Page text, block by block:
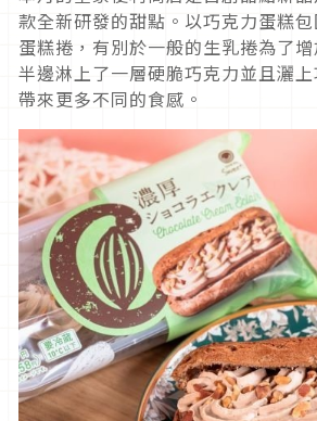
款全新研發的甜點。以巧克力蛋糕
蛋糕捲，有別於一般的生乳捲為了
半邊淋上了一層硬脆巧克力並且灑
帶來更多不同的食感。